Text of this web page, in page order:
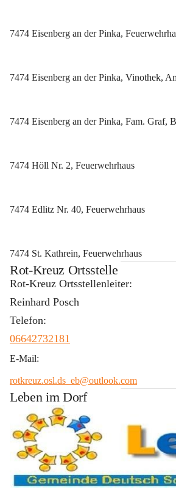
7474 Eisenberg an der Pinka,
7474 Eisenberg an der Pinka, Vinothek,
7474 Eisenberg an der Pinka, Fam. Graf,
7474 Höll Nr. 2, Feuerwehrhaus
7474 Edlitz Nr. 40, Feuerwehrhaus
7474 St. Kathrein, Feuerwehrhaus
Rot-Kreuz Ortsstelle
Rot-Kreuz Ortsstellenleiter:
Reinhard Posch
Telefon:
06642732181
E-Mail:
rotkreuz.osl.ds_eb@outlook.com
Leben im Dorf